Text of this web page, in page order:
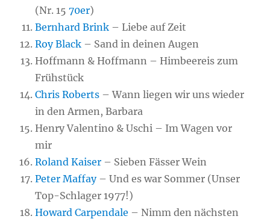
(Nr. 1570er)
Bernhard Brink – Liebe auf Zeit
Roy Black – Sand in deinen Augen
Hoffmann & Hoffmann – Himbeereis zum
Frühstück
Chris Roberts – Wann liegen wir uns wieder
in den Armen, Barbara
Henry Valentino & Uschi – Im Wagen vor
mir
Roland Kaiser – Sieben Fässer Wein
Peter Maffay– Und es war Sommer (Unser
Top-Schlager 1977!)
Howard Carpendale – Nimm den nächsten